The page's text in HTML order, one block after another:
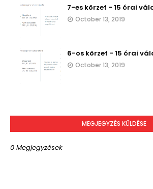
7-es körzet - 15 órai
October 13, 2019
6-os körzet - 15 órai
October 13, 2019
MEGJEGYZÉS KÜLDÉSE
0 Megjegyzések